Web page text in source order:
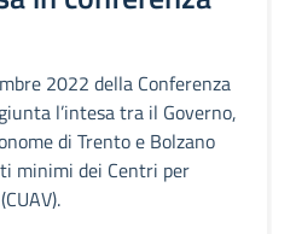
2022 della Conferenza
l’intesa tra il Governo,
di Trento e Bolzano
minimi dei Centri per